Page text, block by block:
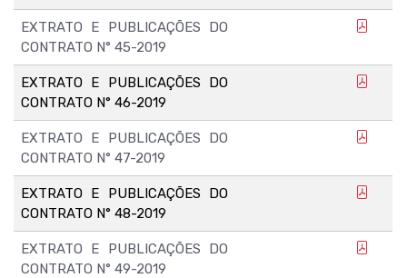
EXTRATO E PUBLICAÇÕES DO
CONTRATO N° 45-2019
EXTRATO E PUBLICAÇÕES DO
CONTRATO N° 46-2019
EXTRATO E PUBLICAÇÕES DO
CONTRATO N° 47-2019
EXTRATO E PUBLICAÇÕES DO
CONTRATO N° 48-2019
EXTRATO E PUBLICAÇÕES DO
CONTRATO N° 49-2019